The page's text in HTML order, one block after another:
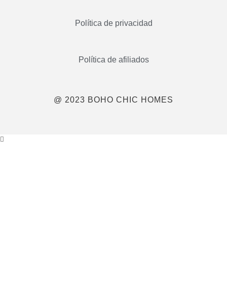
Política de privacidad
Política de afiliados
@ 2023 BOHO CHIC HOMES